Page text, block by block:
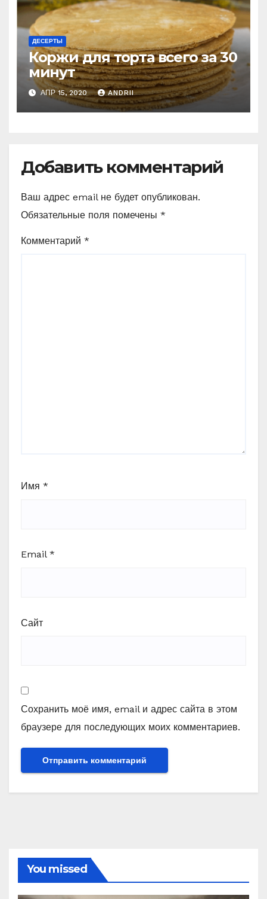
ДЕСЕРТЫ
Коржи для торта всего за 30
минут
АПР 15, 2020 ANDRII
Добавить комментарий
Ваш адрес email не будет опубликован.
Обязательные поля помечены *
Комментарий *
Имя *
Email *
Сайт
Сохранить моё имя, email и адрес сайта в этом
браузере для последующих моих комментариев.
You missed